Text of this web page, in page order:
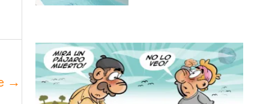
→